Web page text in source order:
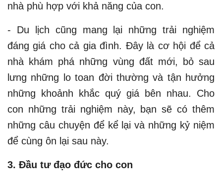
nhà phù hợp với khả năng của con.
- Du lịch cũng mang lại những trải nghiệm
đáng giá cho cả gia đình. Đây là cơ hội để cả
nhà khám phá những vùng đất mới, bỏ sau
lưng những lo toan đời thường và tận hưởng
những khoảnh khắc quý giá bên nhau. Cho
con những trải nghiệm này, bạn sẽ có thêm
những câu chuyện để kể lại và những kỷ niệm
để cùng ôn lại sau này.
3. Đầu tư đạo đức cho con